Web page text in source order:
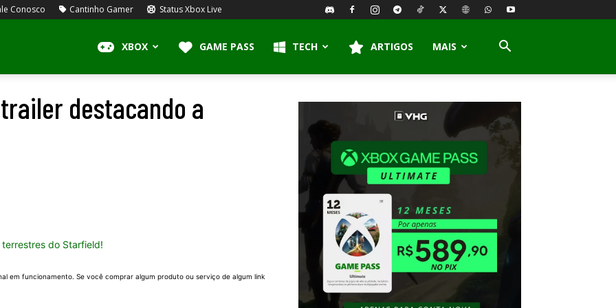
Conosco Cantinho Gamer Status Xbox Live
XBOX GAME PASS TECH ARTIGOS MAIS
destacando a
em funcionamento. Se você comprar algum produto ou serviço de algum link